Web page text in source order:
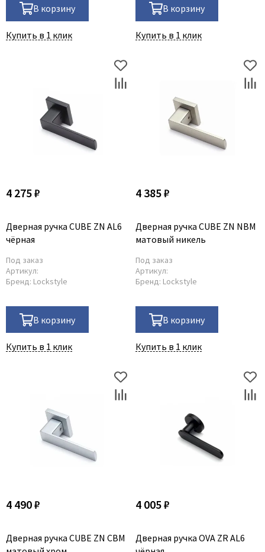
В корзину
Купить в 1 клик
В корзину
Купить в 1 клик
4 275 ₽
Дверная ручка CUBE ZN AL6
чёрная
Под заказ
Артикул:
Бренд: Lockstyle
В корзину
Купить в 1 клик
4 385 ₽
Дверная ручка CUBE ZN NBM
матовый никель
Под заказ
Артикул:
Бренд: Lockstyle
В корзину
Купить в 1 клик
4 490 ₽
Дверная ручка CUBE ZN CBM
4 005 ₽
Дверная ручка OVA ZR AL6